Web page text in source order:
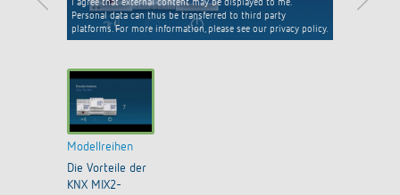
Personal data can thus be transferred to third party
platforms. For more information, please see our privacy policy.
Modellreihen
Die Vorteile der
KNX MIX2-